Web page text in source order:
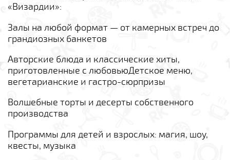
«Визардии»:
Залы на любой формат — от камерных встреч до
грандиозных банкетов
Авторские блюда и классические хиты,
приготовленные с любовьюДетское меню,
вегетарианские и гастро-сюрпризы
Волшебные торты и десерты собственного
производства
Программы для детей и взрослых: магия, шоу,
квесты, музыка